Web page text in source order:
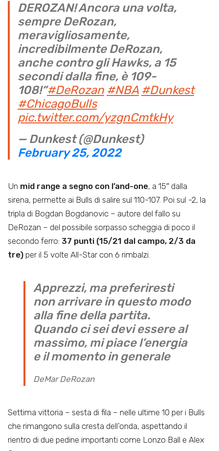
DEROZAN! Ancora una volta,
sempre DeRozan,
meravigliosamente,
incredibilmente DeRozan,
anche contro gli Hawks, a 15
secondi dalla fine, è 109-
108!“#DeRozan #NBA #Dunkest
#ChicagoBulls
pic.twitter.com/yzgnCmtkHy
— Dunkest (@Dunkest)
February 25, 2022
Un mid range a segno con l’and-one, a 15″ dalla
sirena, permette ai Bulls di salire sul 110-107. Poi sul -2, la
tripla di Bogdan Bogdanovic – autore del fallo su
DeRozan – del possibile sorpasso scheggia di poco il
secondo ferro: 37 punti (15/21 dal campo, 2/3 da
tre) per il 5 volte All-Star con 6 rimbalzi.
Apprezzi, ma preferiresti
non arrivare in questo modo
alla fine della partita.
Quando ci sei devi essere al
massimo, mi piace l’energia
e il momento in generale
DeMar DeRozan
Settima vittoria – sesta di fila – nelle ultime 10 per i Bulls
che rimangono sulla cresta dell’onda, aspettando il
rientro di due pedine importanti come Lonzo Ball e Alex